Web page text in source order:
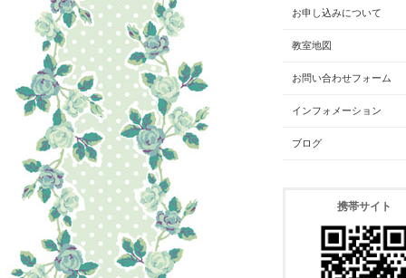
お申し込みについて
教室地図
お問い合わせフォーム
インフォメーション
ブログ
携帯サイト